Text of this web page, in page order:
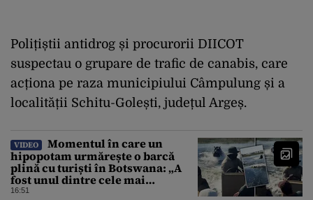
Polițiștii antidrog și procurorii DIICOT
suspectau o grupare de trafic de canabis, care
acționa pe raza municipiului Câmpulung și a
localității Schitu-Golești, județul Argeș.
VIDEO
Momentul în care un
hipopotam urmărește o barcă
plină cu turiști în Botswana: „A
fost unul dintre cele mai
înfricoșătoare momente”
16:51